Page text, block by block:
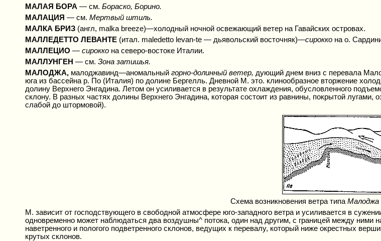
МАЛАЯ БОРА — см. Бораско, Борино.
МАЛАЦИЯ — см. Мертвый штиль.
МАЛКА БРИЗ (англ, malka breeze)—холодный ночной освежающий ветер на Гавайских островах.
МАЛЛЕДЕТТО ЛЕВАНТЕ (итал. maledetto levan-te — дьявольский восточняк)—сирокко на о.
МАЛЛЕЦИО — сирокко на северо-востоке Италии.
МАЛЛУНГЕН — cм. Зона затишья.
МАЛОДЖА, малоджавинд—аномальный горно-долинный ветер, дующий днем вниз с перевала
юга из бассейна р. По (Италия) по долине Бергелль. Дневной М. это. клинообразное вторжение
долину Верхнего Энгадина. Летом он усиливается в результате охлаждения, обусловленного
склону. В разных частях долины Верхнего Энгадина, которая состоит из равнины, покрытой
слабой до штормовой).
Схема возникновения ветра типа Малоджа
М. зависит от господствующего в свободной атмосфере юго-западного ветра и усиливается в
одновременно может наблюдаться два воздушны^ потока, один над другим, с границей между
наветренного и пологого подветренного склонов, ведущих к перевалу, который ниже окрестных
крутых склонов.